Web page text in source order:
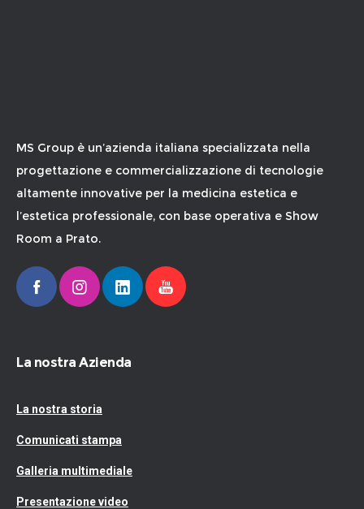
MS Group è un’azienda italiana specializzata nella
progettazione e commercializzazione di tecnologie
altamente innovative per la medicina estetica e
l’estetica professionale, con base operativa e Show
Room a Prato.
La nostra Azienda
La nostra storia
Comunicati stampa
Galleria multimediale
Presentazione video